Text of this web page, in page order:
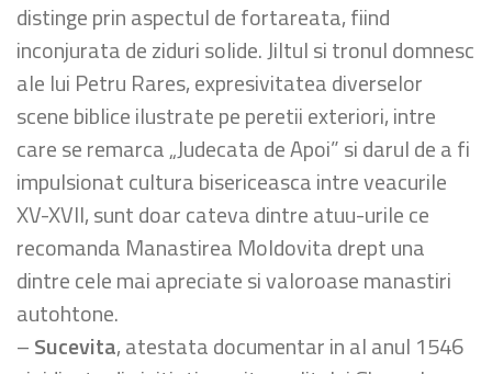
distinge prin aspectul de fortareata, fiind
inconjurata de ziduri solide. Jiltul si tronul domnesc
ale lui Petru Rares, expresivitatea diverselor
scene biblice ilustrate pe peretii exteriori, intre
care se remarca „Judecata de Apoi” si darul de a fi
impulsionat cultura bisericeasca intre veacurile
XV-XVII, sunt doar cateva dintre atuu-urile ce
recomanda Manastirea Moldovita drept una
dintre cele mai apreciate si valoroase manastiri
autohtone.
–Sucevita, atestata documentar in al anul 1546